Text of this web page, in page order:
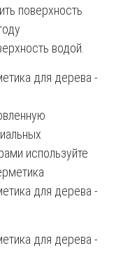
поверхность
водой.
используйте